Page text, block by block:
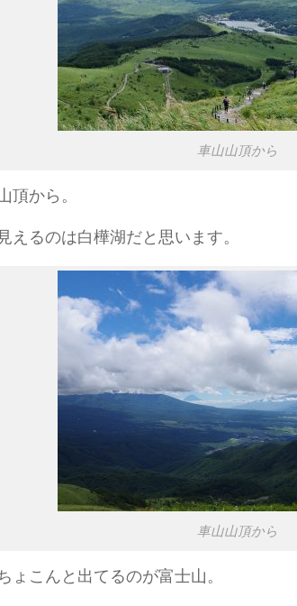
車山山頂から
頂から。
えるのは白樺湖だと思います。
車山山頂から
ょこんと出てるのが富士山。